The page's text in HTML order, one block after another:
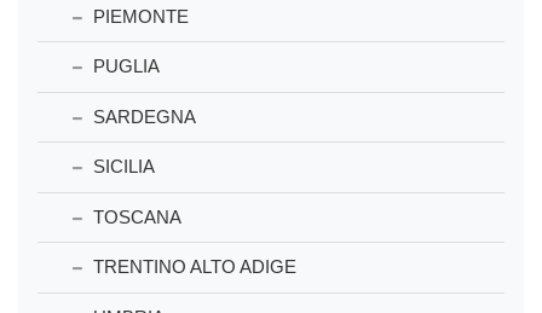
PIEMONTE
PUGLIA
SARDEGNA
SICILIA
TOSCANA
TRENTINO ALTO ADIGE